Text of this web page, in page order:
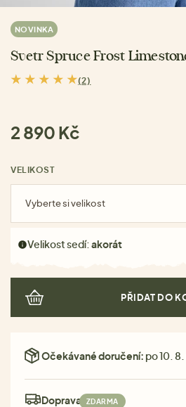
NOVINKA
Svetr Spruce Frost
(2)
2 890 Kč
VELIKOST
Vyberte si velikost
Velikost sedí:akorát
PŘIDAT DO
Očekávané doručení: po 10. 8.
Doprava: ZDARMA